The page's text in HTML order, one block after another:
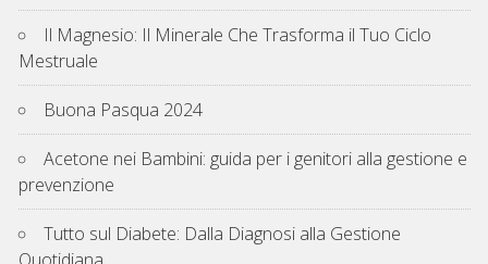
Il Magnesio: Il Minerale Che Trasforma il Tuo Ciclo
Mestruale
Buona Pasqua 2024
Acetone nei Bambini: guida per i genitori alla gestione e
prevenzione
Tutto sul Diabete: Dalla Diagnosi alla Gestione